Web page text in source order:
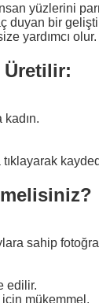
yüzlerini
duyan bir
yardımcı olur.
Üretilir:
sahip
edilir.
için mükemmel.